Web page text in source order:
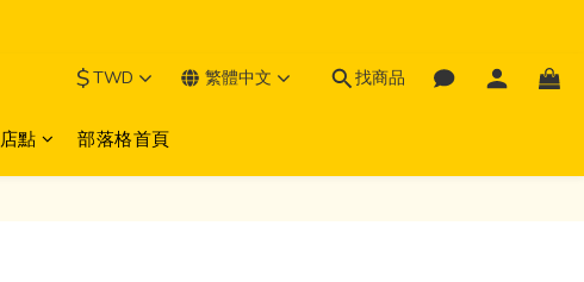
$TWD 繁體中文 找商品
點 部落格首頁